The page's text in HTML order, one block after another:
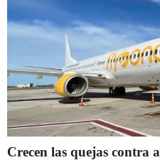
Crecen las quejas contra